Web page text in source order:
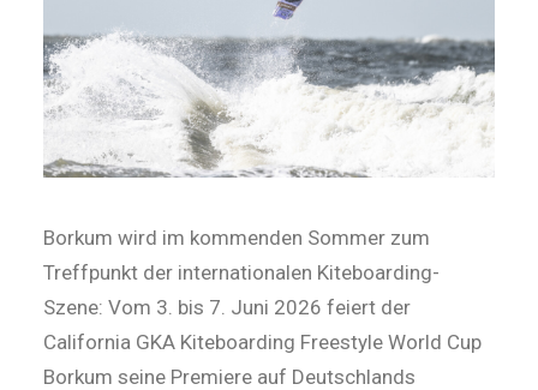
Borkum wird im kommenden Sommer zum
Treffpunkt der internationalen Kiteboarding-
Szene: Vom 3. bis 7. Juni 2026 feiert der
California GKA Kiteboarding Freestyle World Cup
Borkum seine Premiere auf Deutschlands